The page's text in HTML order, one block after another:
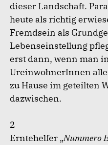
dieser Landschaft.
heute als richtig
Fremdsein als
Lebenseinstellung
erst dann, wenn man
UreinwohnerInnen
zu Hause im geteilten
dazwischen.
2
Erntehelfer „Nummero